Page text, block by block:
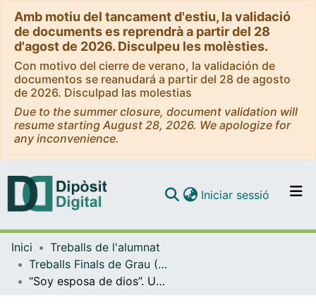
Amb motiu del tancament d'estiu, la validació
de documents es reprendrà a partir del 28
d'agost de 2026. Disculpeu les molèsties.
Con motivo del cierre de verano, la validación de
documentos se reanudará a partir del 28 de agosto
de 2026. Disculpad las molestias
Due to the summer closure, document validation will
resume starting August 28, 2026. We apologize for
any inconvenience.
Navega per tot el DD
Com publicar
Iniciar sessió (current)
Inici
Treballs de l'alumnat
Treballs Finals de Grau (TFG) - Antropologia Social i Cultural
“Soy esposa de dios”. Una etnografia sobre la construcció de la identitat femenina en els convents de vida contemplativa